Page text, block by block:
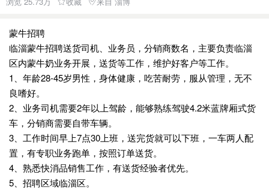
蒙牛招聘
临淄蒙牛招聘送货司机、业务员，分销商数名，主要负责临淄
区内蒙牛奶业务开展，送货等工作，维护好客户等工作。
1、年龄28-45岁男性，身体健康，吃苦耐劳，服从管理，无不
良嗜好。
2、业务司机需要2年以上驾龄，能够熟练驾驶4.2米蓝牌厢式货
车，分销商需要自带车辆。
3、工作时间早上7点30上班，送完货就可以下班，一车两人配
置，有专职业务跑单，按照订单送货。
4、熟悉快消品销售工作，有送货经验者优先。
5、招聘区域临淄区。